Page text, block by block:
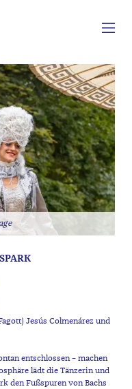
Jesús Colmenárez und
entschlossen – machen
lädt die Tänzerin und
den Fußspuren von Bachs